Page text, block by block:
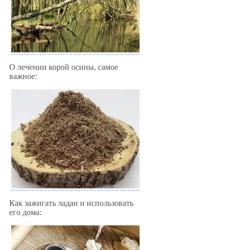
О лечении корой осины, самое
важное:
Как зажигать ладан и использовать
его дома: